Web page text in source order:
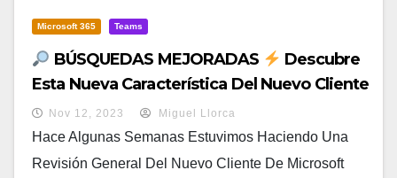
Microsoft 365 Teams
BÚSQUEDAS MEJORADAS
Descubre
Esta Nueva Característica Del Nuevo Cliente
De Microsoft Teams
Nov 12, 2023 Miguel Llorca
Hace Algunas Semanas Estuvimos Haciendo Una
Revisión General Del Nuevo Cliente De Microsoft